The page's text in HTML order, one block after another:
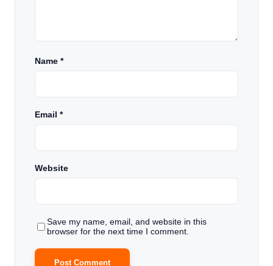
Name *
Email *
Website
Save my name, email, and website in this
browser for the next time I comment.